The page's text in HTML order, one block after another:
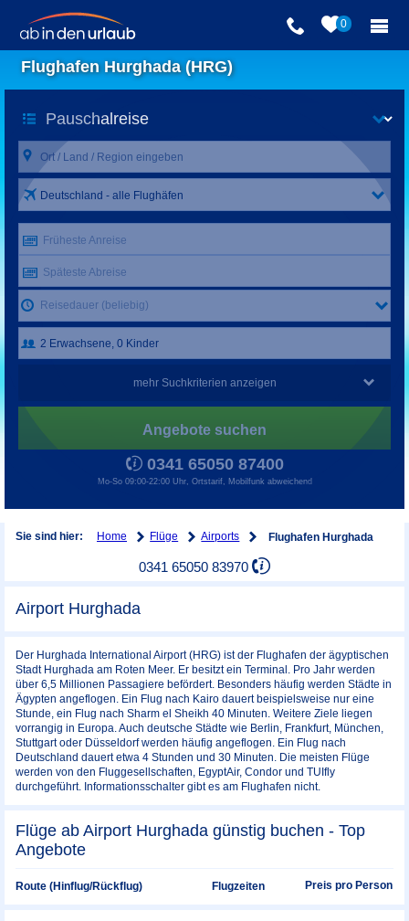
0
Flughafen Hurghada (HRG)
Deutschland - alle Flughäfen
Früheste Anreise
Späteste Abreise
Reisedauer (beliebig)
mehr Suchkriterien anzeigen
Angebote suchen
0341 65050 87400
Mo-So 09:00-22:00 Uhr, Ortstarif, Mobilfunk abweichend
Sie sind hier: Home Flüge Airports Flughafen Hurghada
0341 65050 83970
Airport Hurghada
Der Hurghada International Airport (HRG) ist der Flughafen der ägyptischen
Stadt Hurghada am Roten Meer. Er besitzt ein Terminal. Pro Jahr werden
über 6,5 Millionen Passagiere befördert. Besonders häufig werden Städte in
Ägypten angeflogen. Ein Flug nach Kairo dauert beispielsweise nur eine
Stunde, ein Flug nach Sharm el Sheikh 40 Minuten. Weitere Ziele liegen
vorrangig in Europa. Auch deutsche Städte wie Berlin, Frankfurt, München,
Stuttgart oder Düsseldorf werden häufig angeflogen. Ein Flug nach
Deutschland dauert etwa 4 Stunden und 30 Minuten. Die meisten Flüge
werden von den Fluggesellschaften, EgyptAir, Condor und TUIfly
durchgeführt. Informationsschalter gibt es am Flughafen nicht.
Flüge ab Airport Hurghada günstig buchen - Top
Angebote
Route (Hinflug/Rückflug) Flugzeiten Preis pro Person